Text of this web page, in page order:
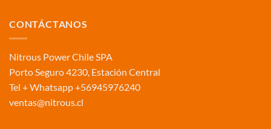
CONTÁCTANOS
Nitrous Power Chile SPA
Porto Seguro 4230, Estación Central
Tel + Whatsapp +56945976240
ventas@nitrous.cl